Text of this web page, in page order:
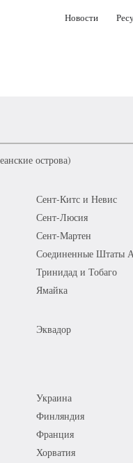
Новости
острова)
Сент-Китс и Невис
Сент-Люсия
Сент-Мартен
Соединенные Штаты
Тринидад и Тобаго
Ямайка
Эквадор
Украина
Финляндия
Франция
Хорватия